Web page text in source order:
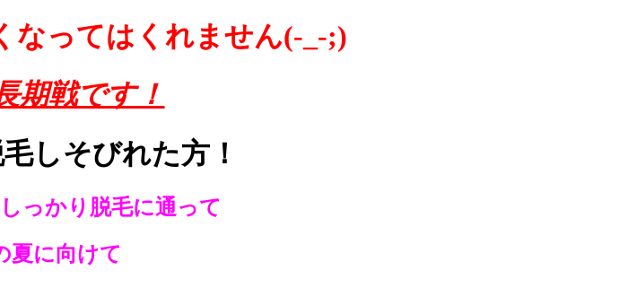
なってはくれません(-_-;)
期戦です！
しそびれた方！
っかり脱毛に通って
夏に向けて